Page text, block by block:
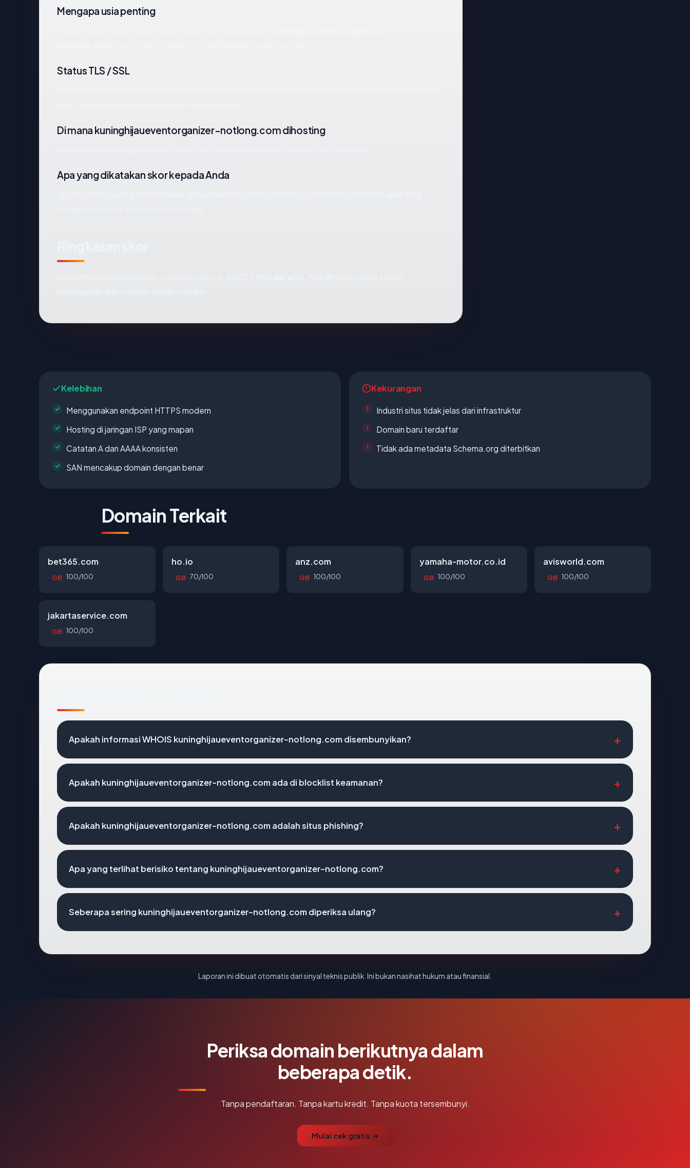
Mengapa usia penting
Status TLS / SSL
Di mana kuninghijaueventorganizer-notlong.com dihosting
Apa yang dikatakan skor kepada Anda
Kelebihan
Menggunakan endpoint HTTPS modern
Hosting di jaringan ISP yang mapan
Catatan A dan AAAA konsisten
SAN mencakup domain dengan benar
Kekurangan
Industri situs tidak jelas dari infrastruktur
Domain baru terdaftar
Tidak ada metadata Schema.org diterbitkan
Domain Terkait
bet365.com
GB 100/100
ho.io
GB 70/100
anz.com
GB 100/100
yamaha-motor.co.id
GB 100/100
avisworld.com
GB 100/100
jakartaservice.com
GB 100/100
Apakah informasi WHOIS kuninghijaueventorganizer-notlong.com disembunyikan?
Apakah kuninghijaueventorganizer-notlong.com ada di blocklist keamanan?
Apakah kuninghijaueventorganizer-notlong.com adalah situs phishing?
Apa yang terlihat berisiko tentang kuninghijaueventorganizer-notlong.com?
Seberapa sering kuninghijaueventorganizer-notlong.com diperiksa ulang?
Laporan ini dibuat otomatis dari sinyal teknis publik. Ini bukan nasihat hukum atau finansial.
Periksa domain berikutnya dalam
beberapa detik.
Tanpa pendaftaran. Tanpa kartu kredit. Tanpa kuota tersembunyi.
Mulai cek gratis →